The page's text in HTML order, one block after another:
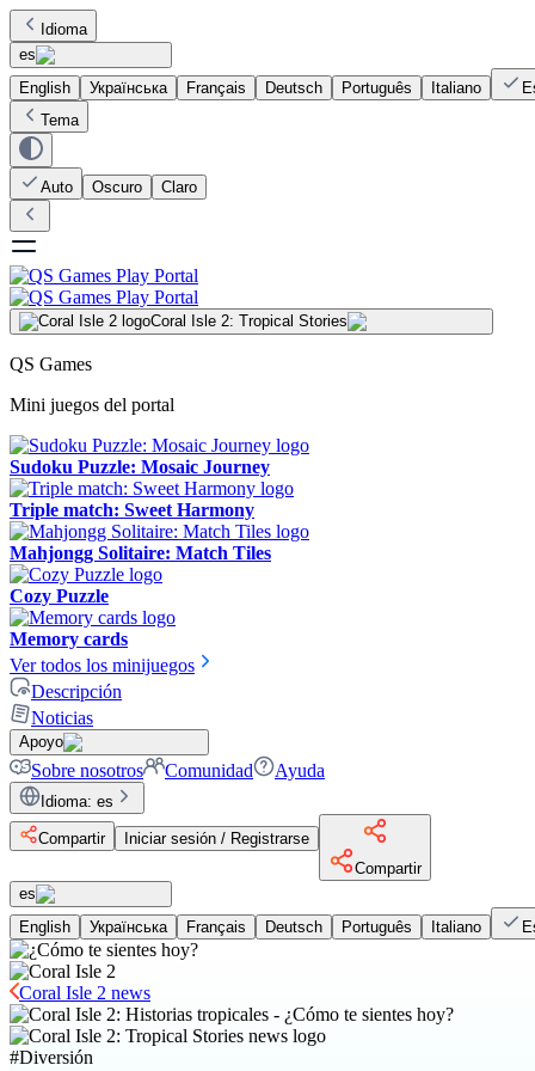
Idioma
es
English
Українська Français Deutsch Português Italiano
Tema
Auto Oscuro Claro
Coral Isle 2: Tropical Stories
QS Games
Mini juegos del portal
Sudoku Puzzle: Mosaic Journey
Triple match: Sweet Harmony
Mahjongg Solitaire: Match Tiles
Cozy Puzzle
Memory cards
Ver todos los minijuegos
Descripción
Noticias
Apoyo
Sobre nosotros Comunidad Ayuda
Idioma: es
Compartir
Iniciar sesión / Registrarse
Compartir
es
English
Українська Français Deutsch Português Italiano
Coral Isle 2 news
#Diversión